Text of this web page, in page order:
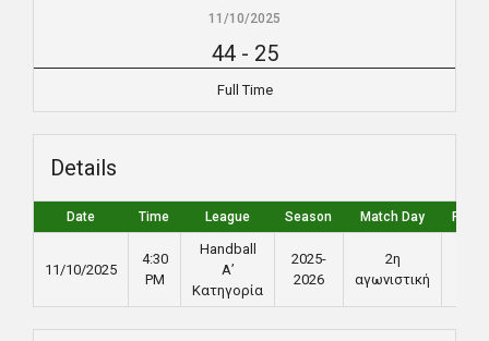
11/10/2025
44- 25
Full Time
Details
Date Time League Season Match Day Full
11/10/2025
4:30
PM
Handball
Α’
Κατηγορία
2025-
2026
2η
αγωνιστική